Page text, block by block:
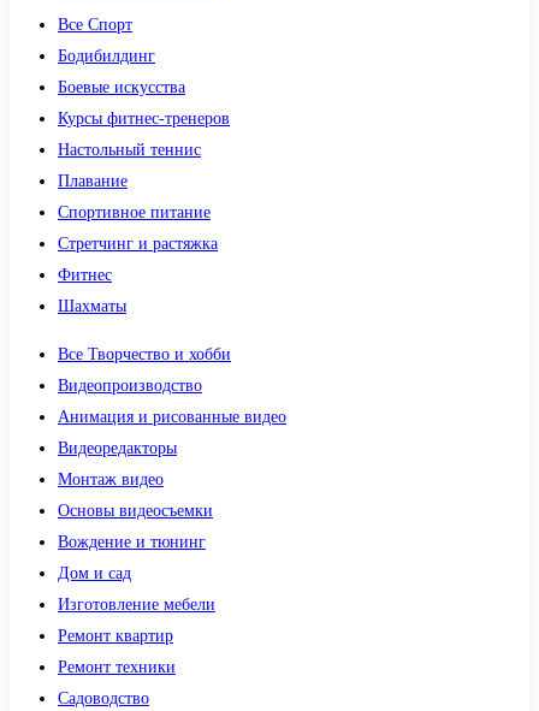
Все Спорт
Бодибилдинг
Боевые искусства
Курсы фитнес-тренеров
Настольный теннис
Плавание
Спортивное питание
Стретчинг и растяжка
Фитнес
Шахматы
Все Творчество и хобби
Видеопроизводство
Анимация и рисованные видео
Видеоредакторы
Монтаж видео
Основы видеосъемки
Вождение и тюнинг
Дом и сад
Изготовление мебели
Ремонт квартир
Ремонт техники
Садоводство